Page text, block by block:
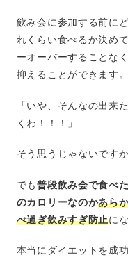
飲み会に参加する前に
れくらい食べるか決め
ーオーバーすることな
抑えることができます。
「いや、そんなの出来
くわ！！！」
そう思うじゃないですか
でも普段飲み会で食べ
のカロリーなのかあら
べ過ぎ飲みすぎ防止に
本当にダイエットを成